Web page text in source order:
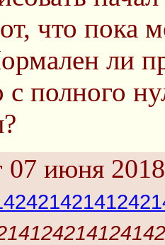
что пока
ли
с полного
07 июня